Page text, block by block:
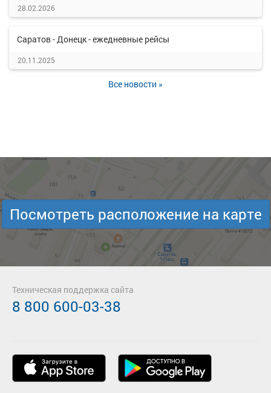
28.02.2026
Саратов - Донецк - ежедневные рейсы
20.11.2025
Все новости »
Посмотреть расположение на карте
Техническая поддержка сайта
8 800 600-03-38